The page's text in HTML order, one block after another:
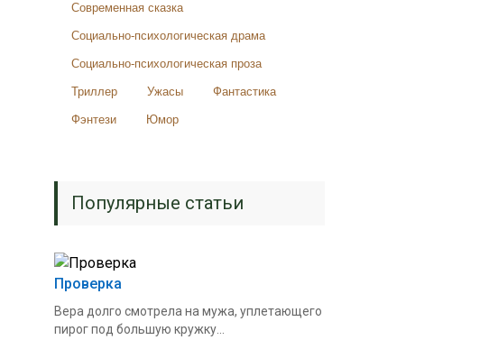
Современная сказка
Социально-психологическая драма
Социально-психологическая проза
Триллер Ужасы Фантастика
Фэнтези Юмор
Популярные статьи
Проверка
Вера долго смотрела на мужа, уплетающего
пирог под большую кружку...